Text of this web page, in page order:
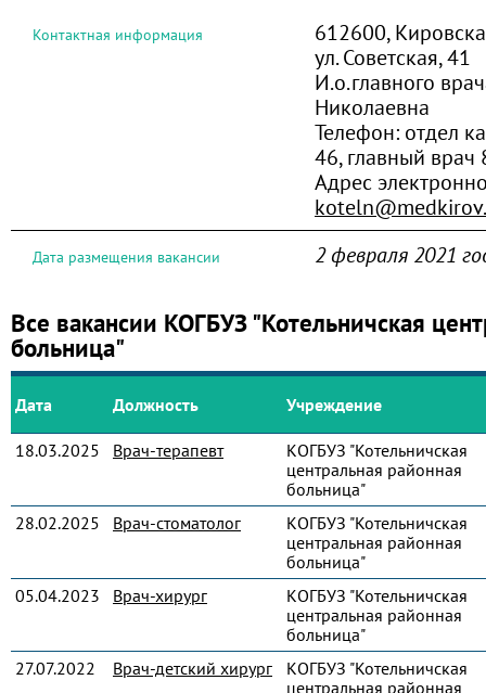
Контактная информация
612600,
ул. Советская, 41
И.о.главного
Николаевна
Телефон: отдел
46, главный
Адрес
Дата размещения вакансии 2 февраля 2021
Все вакансии КОГБУЗ "Котельничская
больница"
Дата Должность Учреждение
18.03.2025 Врач-терапевт
КОГБУЗ "Котельничская
центральная районная
больница"
28.02.2025
Врач-стоматолог
КОГБУЗ "Котельничская
центральная районная
больница"
05.04.2023
Врач-хирург
КОГБУЗ "Котельничская
центральная районная
больница"
27.07.2022
Врач-детский хирург
КОГБУЗ "Котельничская
центральная районная